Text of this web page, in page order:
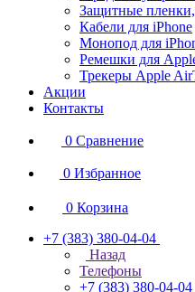
Защитные пленки,
Кабели для iPhone
Монопод для
Ремешки для
Трекеры Apple
Акции
Контакты
0 Сравнение
0 Избранное
0 Корзина
+7 (383) 380-04-04
Назад
Телефоны
+7 (383) 380-04-04